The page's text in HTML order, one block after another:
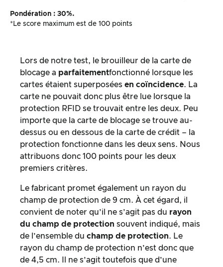
Pondération : 30%.
*Le score maximum est de 100 points
Lors de notre test, le brouilleur de la carte de
blocage a parfaitementfonctionné lorsque les
cartes étaient superposées en coïncidence. La
carte ne pouvait donc plus être lue lorsque la
protection RFID se trouvait entre les deux. Peu
importe que la carte de blocage se trouve au-
dessus ou en dessous de la carte de crédit – la
protection fonctionne dans les deux sens. Nous
attribuons donc 100 points pour les deux
premiers critères.
Le fabricant promet également un rayon du
champ de protection de 9 cm. À cet égard, il
convient de noter qu’il ne s’agit pas du rayon
du champ de protection souvent indiqué, mais
de l’ensemble du champ de protection. Le
rayon du champ de protection n’est donc que
de 4,5 cm. Il ne s’agit toutefois que d’une